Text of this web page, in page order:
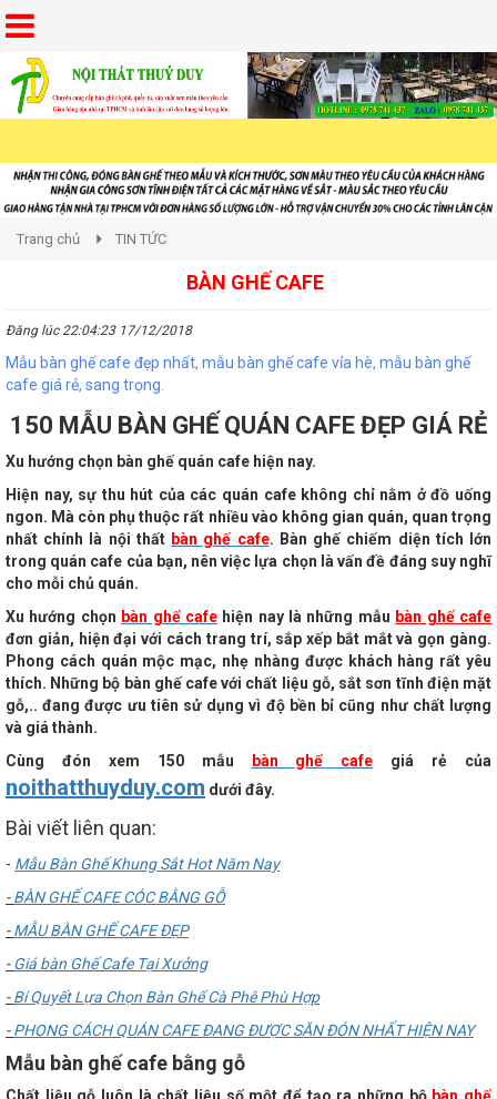
Trang chủ TIN TỨC
BÀN GHẾ CAFE
Đăng lúc 22:04:23 17/12/2018
Mẫu bàn ghế cafe đẹp nhất, mẫu bàn ghế cafe vỉa hè, mẫu bàn ghế
cafe giá rẻ, sang trọng.
150 MẪU BÀN GHẾ QUÁN CAFE ĐẸP GIÁ RẺ
Xu hướng chọn bàn ghế quán cafe hiện nay.
Hiện nay, sự thu hút của các quán cafe không chỉ nằm ở đồ uống
ngon. Mà còn phụ thuộc rất nhiều vào không gian quán, quan trọng
nhất chính là nội thất bàn ghế cafe. Bàn ghế chiếm diện tích lớn
trong quán cafe của bạn, nên việc lựa chọn là vấn đề đáng suy nghĩ
cho mỗi chủ quán.
Xu hướng chọn bàn ghế cafehiện nay là những mẫu bàn ghế cafe
đơn giản, hiện đại với cách trang trí, sắp xếp bắt mắt và gọn gàng.
Phong cách quán mộc mạc, nhẹ nhàng được khách hàng rất yêu
thích. Những bộ bàn ghế cafe với chất liệu gỗ, sắt sơn tĩnh điện mặt
gỗ,.. đang được ưu tiên sử dụng vì độ bền bỉ cũng như chất lượng
và giá thành.
Cùng đón xem 150 mẫu
bàn ghế cafe giá rẻ của
noithatthuyduy.com dưới đây.
Bài viết liên quan:
- Mẫu Bàn Ghế Khung Sắt Hot Năm Nay
-BÀN GHẾ CAFE CÓC BẰNG GỖ
-MẪU BÀN GHẾ CAFE ĐẸP
-Giá bàn Ghế Cafe Tại Xưởng
-Bí Quyết Lựa Chọn Bàn Ghế Cà Phê Phù Hợp
-PHONG CÁCH QUÁN CAFE ĐANG ĐƯỢC SĂN ĐÓN NHẤT HIỆN NAY
Mẫu bàn ghế cafe bằng gỗ